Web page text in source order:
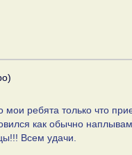
ребята только что
как обычно
Всем удачи.